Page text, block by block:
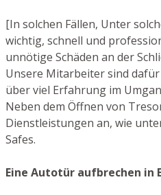
[In solchen Fällen, Unter
wichtig, schnell und
unnötige Schäden an der
Unsere Mitarbeiter sind
über viel Erfahrung im
Neben dem Öffnen von
Dienstleistungen an, wie
Safes.
Eine Autotür aufbrechen in